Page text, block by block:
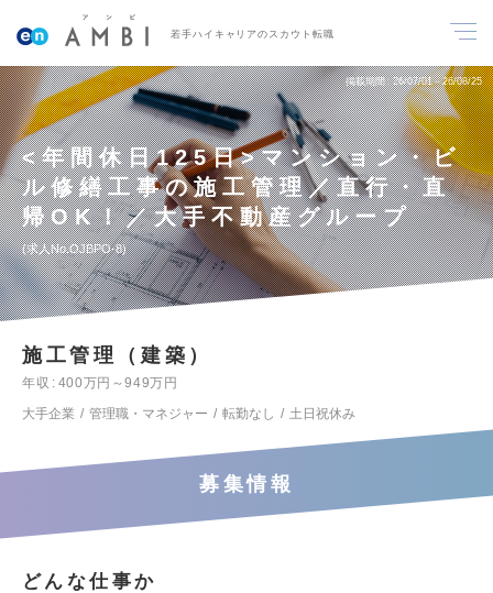
若手ハイキャリアのスカウト転職
掲載期間 26/07/01～26/08/25
<年間休日125日>マンション・ビ
ル修繕工事の施工管理／直行・直
帰OK！／大手不動産グループ
求人No.OJBPO-8
施工管理（建築）
年収
400万円～949万円
大手企業
管理職・マネジャー 転勤なし 土日祝休み
募集情報
どんな仕事か